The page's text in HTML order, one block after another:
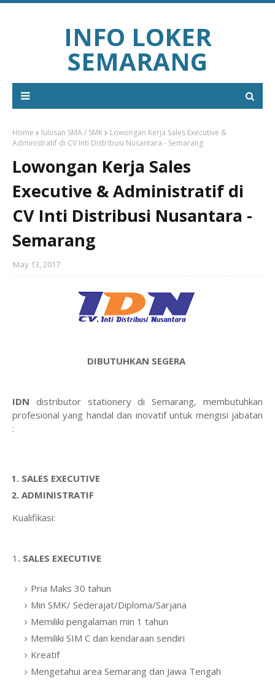
INFO LOKER
SEMARANG
Home lulusan SMA / SMK
Lowongan Kerja Sales Executive &
Administratif di CV Inti Distribusi Nusantara - Semarang
Lowongan Kerja Sales
Executive & Administratif di
CV Inti Distribusi Nusantara -
Semarang
May 13, 2017
DIBUTUHKAN SEGERA
IDN distributor stationery di Semarang, membutuhkan
profesional yang handal dan inovatif untuk mengisi jabatan
:
SALES EXECUTIVE
ADMINISTRATIF
Kualifikasi:
1 . SALES EXECUTIVE
Pria Maks 30 tahun
Min SMK/ Sederajat/Diploma/Sarjana
Memiliki pengalaman min 1 tahun
Memiliki SIM C dan kendaraan sendiri
Kreatif
Mengetahui area Semarang dan Jawa Tengah